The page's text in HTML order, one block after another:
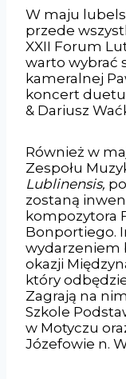
W maju
przede
XXII Forum
warto wybrać
kameralnej
koncert duetu
& Dariusz
Również w
Zespołu
Lublinensis,
zostaną
kompozytora
Bonportiego.
wydarzeniem
okazji
który
Zagrają na
Szkole
w Motyczu
Józefowie n.